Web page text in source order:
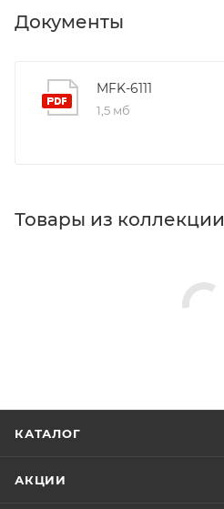
Документы
MFK-6111
1,5 мб
Товары из коллекции
КАТАЛОГ
АКЦИИ